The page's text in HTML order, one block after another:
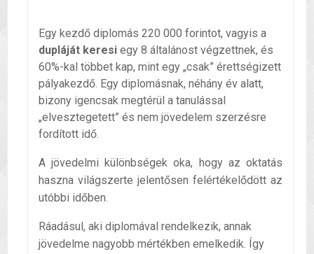
Egy kezdő diplomás 220 000 forintot, vagyis a
dupláját keresi egy 8 általánost végzettnek, és
60%-kal többet kap, mint egy „csak” érettségizett
pályakezdő. Egy diplomásnak, néhány év alatt,
bizony igencsak megtérül a tanulással
„elvesztegetett” és nem jövedelem szerzésre
fordított idő.
A jövedelmi különbségek oka, hogy az oktatás
haszna világszerte jelentősen felértékelődött az
utóbbi időben.
Ráadásul, aki diplomával rendelkezik, annak
jövedelme nagyobb mértékben emelkedik. Így